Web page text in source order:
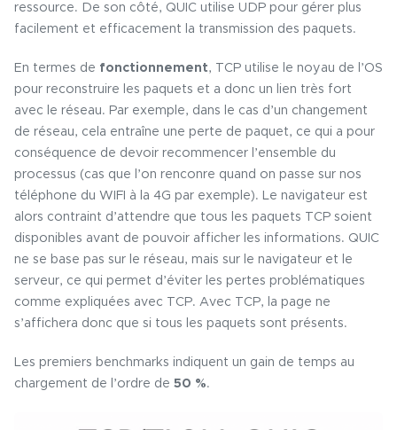
ressource. De son côté, QUIC utilise UDP pour gérer plus
facilement et efficacement la transmission des paquets.
En termes de fonctionnement, TCP utilise le noyau de l’OS
pour reconstruire les paquets et a donc un lien très fort
avec le réseau. Par exemple, dans le cas d’un changement
de réseau, cela entraîne une perte de paquet, ce qui a pour
conséquence de devoir recommencer l’ensemble du
processus (cas que l’on renconre quand on passe sur nos
téléphone du WIFI à la 4G par exemple). Le navigateur est
alors contraint d’attendre que tous les paquets TCP soient
disponibles avant de pouvoir afficher les informations. QUIC
ne se base pas sur le réseau, mais sur le navigateur et le
serveur, ce qui permet d’éviter les pertes problématiques
comme expliquées avec TCP. Avec TCP, la page ne
s’affichera donc que si tous les paquets sont présents.
Les premiers benchmarks indiquent un gain de temps au
chargement de l’ordre de 50 %.